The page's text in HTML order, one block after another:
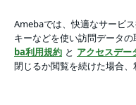
イトの比較ネット
アプリをダウンロードして
ょう。